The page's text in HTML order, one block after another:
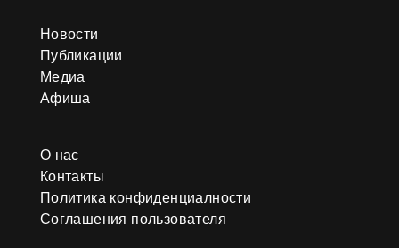
Новости
Публикации
Медиа
Афиша
О нас
Контакты
Политика конфиденциалности
Соглашения пользователя